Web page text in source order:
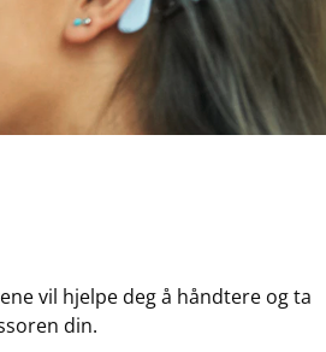
vil hjelpe deg å håndtere og ta
din.